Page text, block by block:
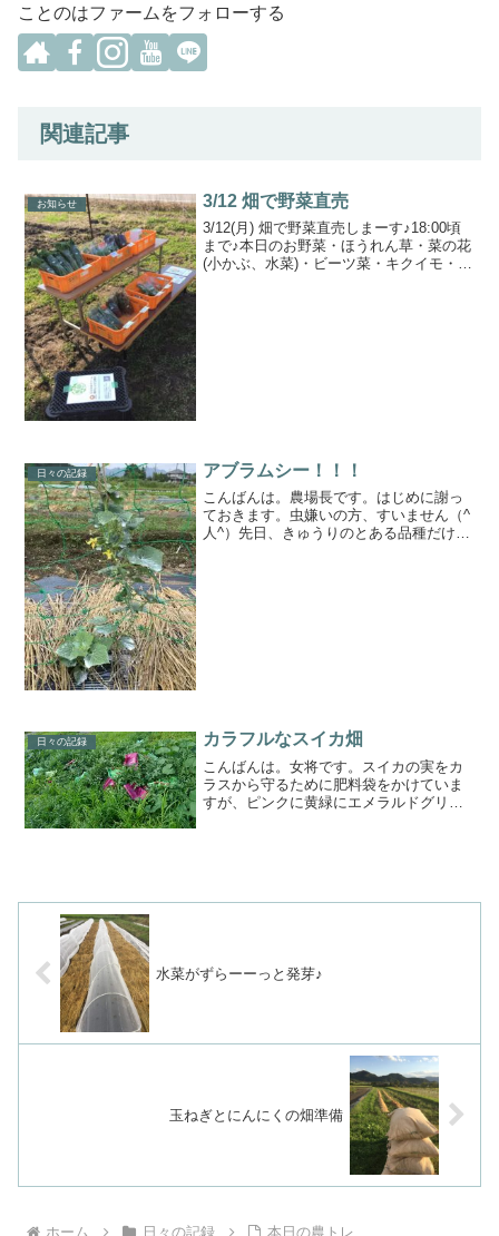
ことのはファームをフォローする
関連記事
お知らせ 3/12 畑で野菜直売
3/12(月) 畑で野菜直売しまーす♪18:00頃
まで♪本日のお野菜・ほうれん草・菜の花
(小かぶ、水菜)・ビーツ菜・キクイモ・わ
日々の記録 アブラムシー！！！
こんばんは。農場長です。はじめに謝っ
ておきます。虫嫌いの方、すいません（^
人^）先日、きゅうりのとある品種だけ黒
日々の記録 カラフルなスイカ畑
こんばんは。女将です。スイカの実をカ
ラスから守るために肥料袋をかけていま
すが、ピンクに黄緑にエメラルドグリー
水菜がずらーーっと発芽♪
玉ねぎとにんにくの畑準備
ホーム 日々の記録 本日の農トレ